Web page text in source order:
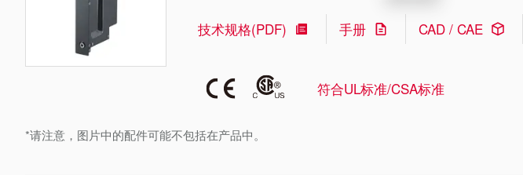
*请注意，图片中的配件可能不包括在产品中。
技术规格(PDF) 手册 CAD / CAE
符合UL标准/CSA标准